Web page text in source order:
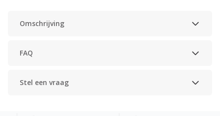
Omschrijving
FAQ
Stel een vraag